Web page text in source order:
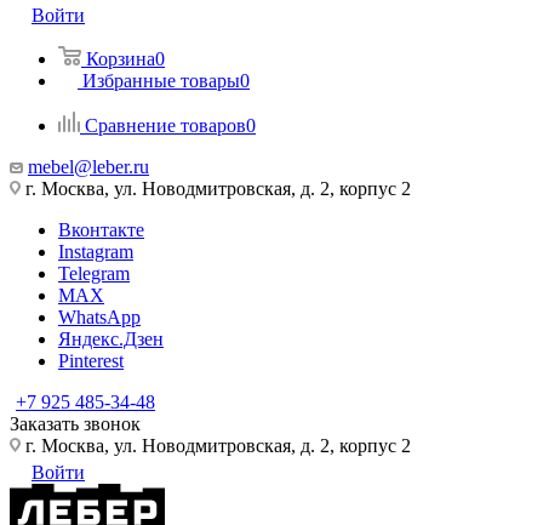
Войти
Корзина0
Избранные товары0
Сравнение товаров0
mebel@leber.ru
г. Москва, ул. Новодмитровская, д. 2, корпус 2
Вконтакте
Instagram
Telegram
MAX
WhatsApp
Яндекс.Дзен
Pinterest
+7 925 485-34-48
Заказать звонок
г. Москва, ул. Новодмитровская, д. 2, корпус 2
Войти